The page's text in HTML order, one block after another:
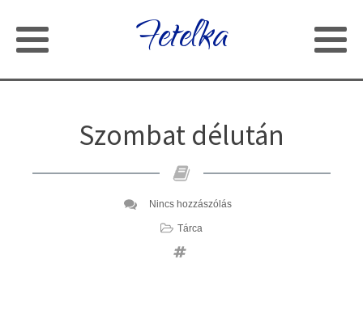
Fetelka
Szombat délután
Nincs hozzászólás
Tárca